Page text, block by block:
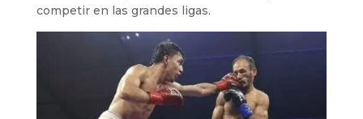
competir en las grandes ligas.